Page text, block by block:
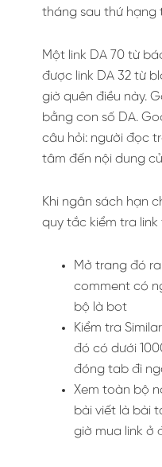
tháng sau thứ hạng
Một link DA 70 từ
được link DA 32 từ
giờ quên điều này.
bằng con số DA.
câu hỏi: người đọc
tâm đến nội dung
Khi ngân sách hạn
quy tắc kiểm tra
Mở trang đó
comment có
bộ là bot
Kiểm tra
đó có dưới
đóng tab đi
Xem toàn bộ
bài viết là bài
giờ mua link ở